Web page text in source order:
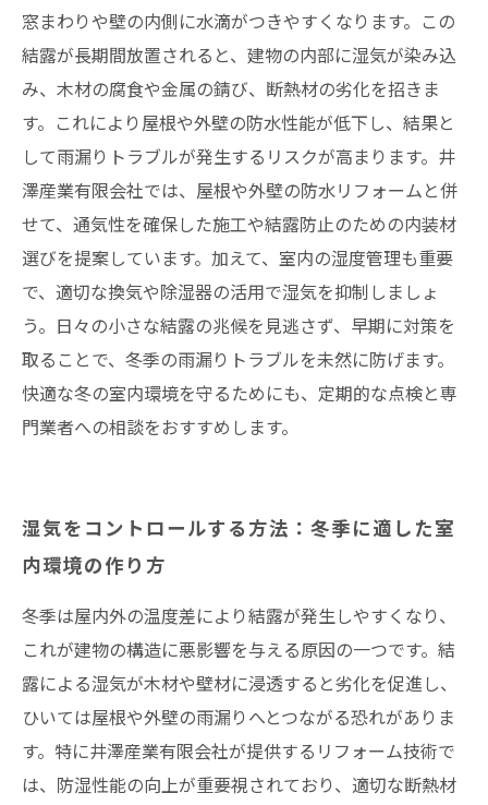
窓まわりや壁の内側に水滴がつきやすくなります。この
結露が長期間放置されると、建物の内部に湿気が染み込
み、木材の腐食や金属の錆び、断熱材の劣化を招きま
す。これにより屋根や外壁の防水性能が低下し、結果と
して雨漏りトラブルが発生するリスクが高まります。井
澤産業有限会社では、屋根や外壁の防水リフォームと併
せて、通気性を確保した施工や結露防止のための内装材
選びを提案しています。加えて、室内の湿度管理も重要
で、適切な換気や除湿器の活用で湿気を抑制しましょ
う。日々の小さな結露の兆候を見逃さず、早期に対策を
取ることで、冬季の雨漏りトラブルを未然に防げます。
快適な冬の室内環境を守るためにも、定期的な点検と専
門業者への相談をおすすめします。
湿気をコントロールする方法：冬季に適した室
内環境の作り方
冬季は屋内外の温度差により結露が発生しやすくなり、
これが建物の構造に悪影響を与える原因の一つです。結
露による湿気が木材や壁材に浸透すると劣化を促進し、
ひいては屋根や外壁の雨漏りへとつながる恐れがありま
す。特に井澤産業有限会社が提供するリフォーム技術で
は、防湿性能の向上が重要視されており、適切な断熱材